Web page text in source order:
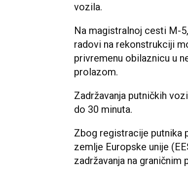
vozila.
Na magistralnoj cesti M-5,
radovi na rekonstrukciji
privremenu obilaznicu u
prolazom.
Zadržavanja putničkih
do 30 minuta.
Zbog registracije putnika
zemlje Europske unije
zadržavanja na graničnim